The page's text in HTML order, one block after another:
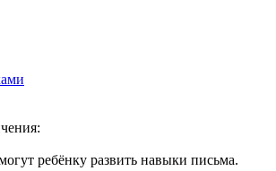
ребёнку развить навыки письма.